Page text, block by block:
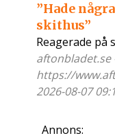
”Hade
skithus”
Reagerade på
aftonbladet.se
https://
2026-08-07
Annons: